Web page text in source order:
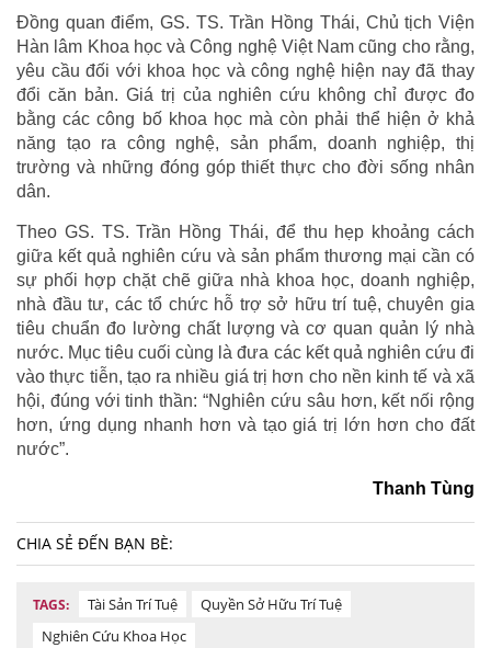
Đồng quan điểm, GS. TS. Trần Hồng Thái, Chủ tịch Viện
Hàn lâm Khoa học và Công nghệ Việt Nam cũng cho rằng,
yêu cầu đối với khoa học và công nghệ hiện nay đã thay
đổi căn bản. Giá trị của nghiên cứu không chỉ được đo
bằng các công bố khoa học mà còn phải thể hiện ở khả
năng tạo ra công nghệ, sản phẩm, doanh nghiệp, thị
trường và những đóng góp thiết thực cho đời sống nhân
dân.
Theo GS. TS. Trần Hồng Thái, để thu hẹp khoảng cách
giữa kết quả nghiên cứu và sản phẩm thương mại cần có
sự phối hợp chặt chẽ giữa nhà khoa học, doanh nghiệp,
nhà đầu tư, các tổ chức hỗ trợ sở hữu trí tuệ, chuyên gia
tiêu chuẩn đo lường chất lượng và cơ quan quản lý nhà
nước. Mục tiêu cuối cùng là đưa các kết quả nghiên cứu đi
vào thực tiễn, tạo ra nhiều giá trị hơn cho nền kinh tế và xã
hội, đúng với tinh thần: “Nghiên cứu sâu hơn, kết nối rộng
hơn, ứng dụng nhanh hơn và tạo giá trị lớn hơn cho đất
nước”.
Thanh Tùng
CHIA SẺ ĐẾN BẠN BÈ:
TAGS: Tài Sản Trí Tuệ
Quyền Sở Hữu Trí Tuệ
Nghiên Cứu Khoa Học